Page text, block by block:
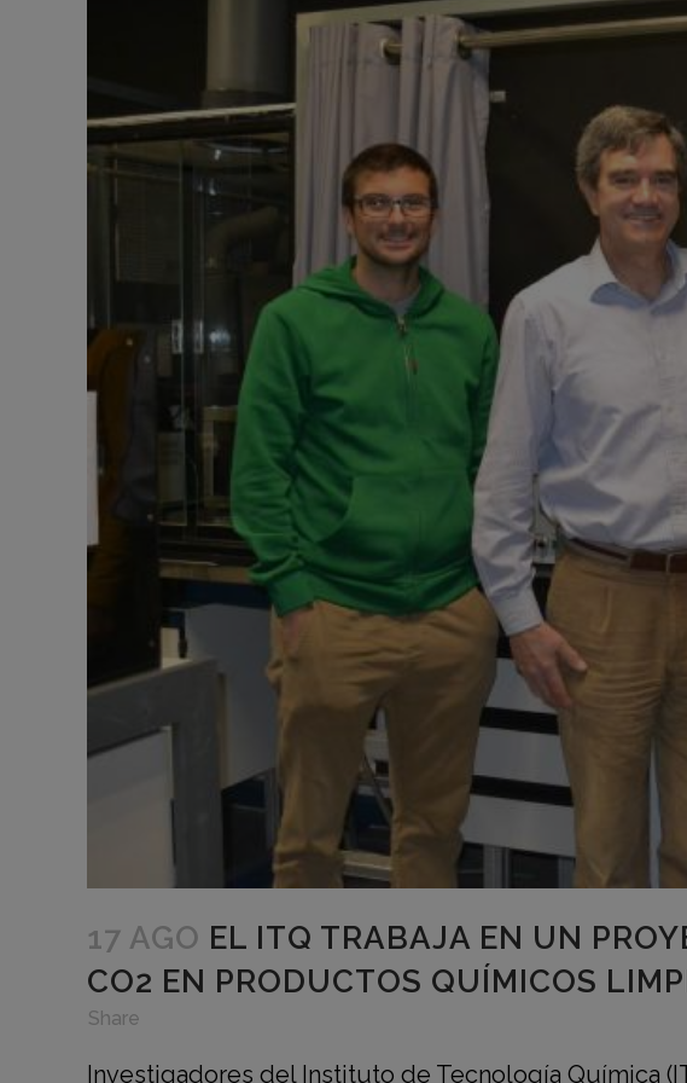
17 AGO EL ITQ TRABAJA EN UN
CO2 EN PRODUCTOS QUÍMICOS
Share
Investigadores del Instituto de Tecnología Química